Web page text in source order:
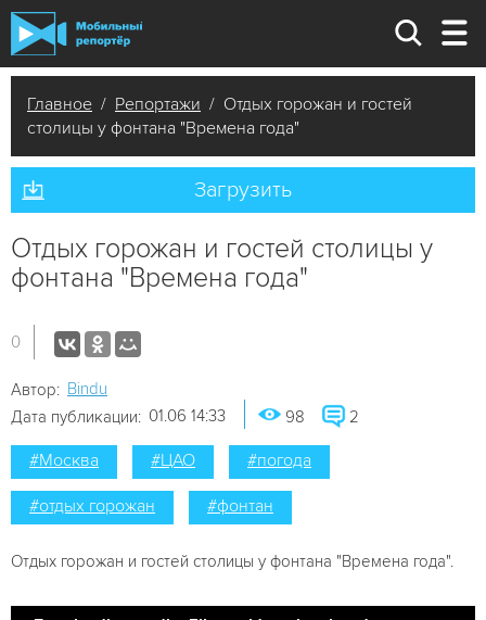
Главное / Репортажи / Отдых горожан и гостей
столицы у фонтана "Времена года"
Загрузить
Отдых горожан и гостей столицы у
фонтана "Времена года"
0
Автор: Bindu
Дата публикации: 01.06 14:33 98 2
#Москва #ЦАО #погода
#отдых горожан #фонтан
Отдых горожан и гостей столицы у фонтана "Времена года".